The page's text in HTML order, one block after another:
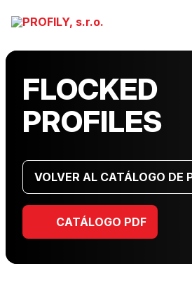
FLOCKED
PROFILES
VOLVER AL CATÁLOGO DE
CATÁLOGO PDF